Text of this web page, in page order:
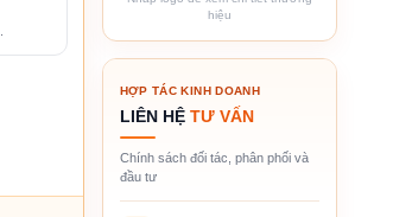
hiệu
HỢP TÁC KINH DOANH
LIÊN HỆ TƯ VẤN
Chính sách đối tác, phân phối và
đầu tư